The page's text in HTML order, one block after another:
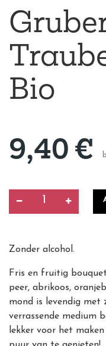
Bio
9,40€
Zonder alcohol.
Fris en fruitig
peer, abrikoos,
mond is levendig met
verrassende medium
lekker voor het